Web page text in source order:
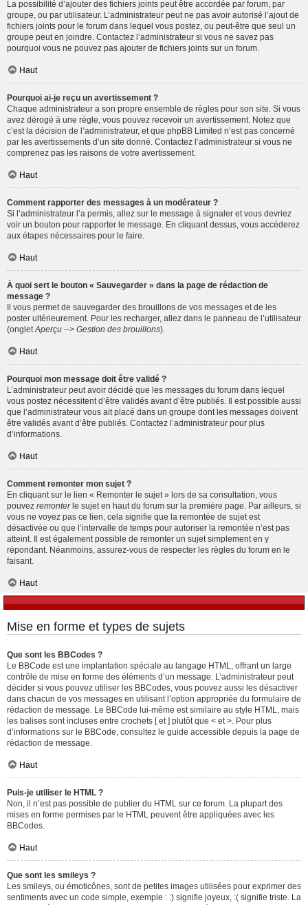
La possibilité d’ajouter des fichiers joints peut être accordée par forum, par
groupe, ou par utilisateur. L’administrateur peut ne pas avoir autorisé l’ajout de
fichiers joints pour le forum dans lequel vous postez, ou peut-être que seul un
groupe peut en joindre. Contactez l’administrateur si vous ne savez pas
pourquoi vous ne pouvez pas ajouter de fichiers joints sur un forum.
Haut
Pourquoi ai-je reçu un avertissement ?
Chaque administrateur a son propre ensemble de règles pour son site. Si vous
avez dérogé à une règle, vous pouvez recevoir un avertissement. Notez que
c’est la décision de l’administrateur, et que phpBB Limited n’est pas concerné
par les avertissements d’un site donné. Contactez l’administrateur si vous ne
comprenez pas les raisons de votre avertissement.
Haut
Comment rapporter des messages à un modérateur ?
Si l’administrateur l’a permis, allez sur le message à signaler et vous devriez
voir un bouton pour rapporter le message. En cliquant dessus, vous accéderez
aux étapes nécessaires pour le faire.
Haut
À quoi sert le bouton « Sauvegarder » dans la page de rédaction de
message ?
Il vous permet de sauvegarder des brouillons de vos messages et de les
poster ultérieurement. Pour les recharger, allez dans le panneau de l’utilisateur
(onglet Aperçu --> Gestion des brouillons).
Haut
Pourquoi mon message doit être validé ?
L’administrateur peut avoir décidé que les messages du forum dans lequel
vous postez nécessitent d’être validés avant d’être publiés. Il est possible aussi
que l’administrateur vous ait placé dans un groupe dont les messages doivent
être validés avant d’être publiés. Contactez l’administrateur pour plus
d’informations.
Haut
Comment remonter mon sujet ?
En cliquant sur le lien « Remonter le sujet » lors de sa consultation, vous
pouvez remonterle sujet en haut du forum sur la première page. Par ailleurs, si
vous ne voyez pas ce lien, cela signifie que la remontée de sujet est
désactivée ou que l’intervalle de temps pour autoriser la remontée n’est pas
atteint. Il est également possible de remonter un sujet simplement en y
répondant. Néanmoins, assurez-vous de respecter les règles du forum en le
faisant.
Haut
Mise en forme et types de sujets
Que sont les BBCodes ?
Le BBCode est une implantation spéciale au langage HTML, offrant un large
contrôle de mise en forme des éléments d’un message. L’administrateur peut
décider si vous pouvez utiliser les BBCodes, vous pouvez aussi les désactiver
dans chacun de vos messages en utilisant l’option appropriée du formulaire de
rédaction de message. Le BBCode lui-même est similaire au style HTML, mais
les balises sont incluses entre crochets [ et ] plutôt que < et >. Pour plus
d’informations sur le BBCode, consultez le guide accessible depuis la page de
rédaction de message.
Haut
Puis-je utiliser le HTML ?
Non, il n’est pas possible de publier du HTML sur ce forum. La plupart des
mises en forme permises par le HTML peuvent être appliquées avec les
BBCodes.
Haut
Que sont les smileys ?
Les smileys, ou émoticônes, sont de petites images utilisées pour exprimer des
sentiments avec un code simple, exemple : :) signifie joyeux, :( signifie triste. La